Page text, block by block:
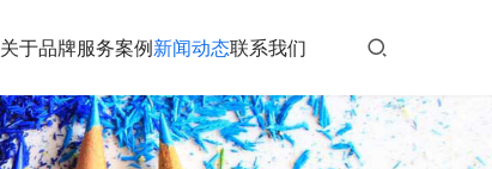
关于品牌服务案例新闻动态联系我们